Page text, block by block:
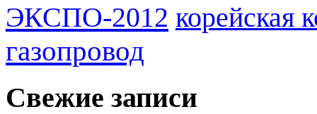
ЭКСПО-2012 корейская
газопровод
Свежие записи